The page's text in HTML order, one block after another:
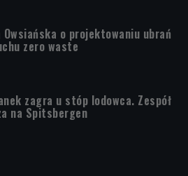
Owsiańska o projektowaniu ubrań
zero waste
zagra u stóp lodowca. Zespół
na Spitsbergen